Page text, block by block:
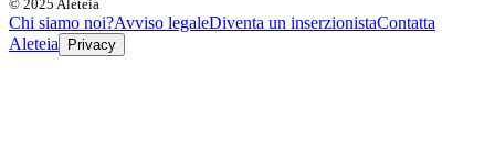
© 2025 Aleteia
Chi siamo noi?Avviso legaleDiventa un inserzionistaContatta
Aleteia
Privacy